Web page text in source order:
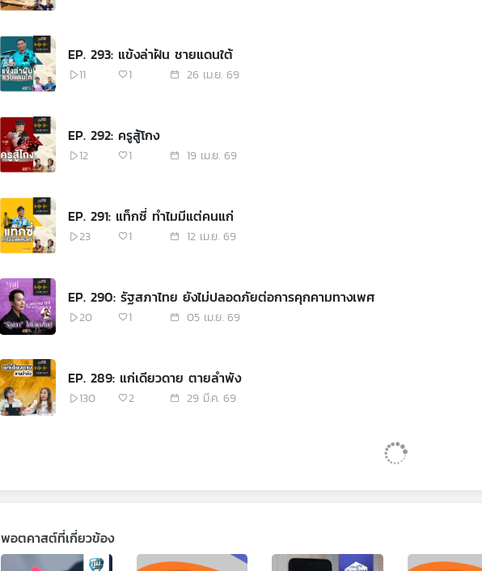
EP. 293: แข้งล่าฝัน ชายแดนใต้
11 1 26 เม.ย. 69
EP. 292: ครูสู้โกง
12 1 19 เม.ย. 69
EP. 291: แท็กซี่ ทำไมมีแต่คนแก่
23 1 12 เม.ย. 69
EP. 290: รัฐสภาไทย ยังไม่ปลอดภัยต่อการคุกคามทางเพศ
20 1 05 เม.ย. 69
EP. 289: แก่เดียวดาย ตายลำพัง
130 2 29 มี.ค. 69
พอตคาสต์ที่เกี่ยวข้อง